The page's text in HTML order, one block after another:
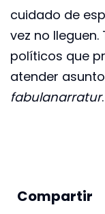
cuidado de
vez no
políticos que
atender
fabulanarratur.
Compartir